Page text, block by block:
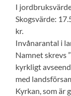
I
Skogsvärde:
kr.
Invånarantal i
Namnet skrevs
kyrkligt
med
Kyrkan, som är